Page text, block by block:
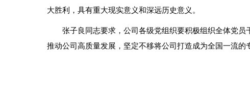
大胜利，具有重大现实意义和深远历史意义。
张子良同志要求，公司各级党组织要积极组织全体党
推动公司高质量发展，坚定不移将公司打造成为全国一流的